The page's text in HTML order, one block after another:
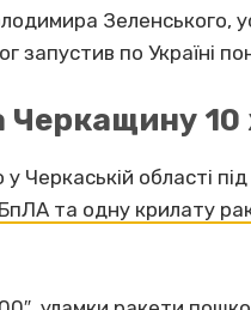
Зеленського,
запустив по Україні
Черкащину
Черкаській області
та одну крилату